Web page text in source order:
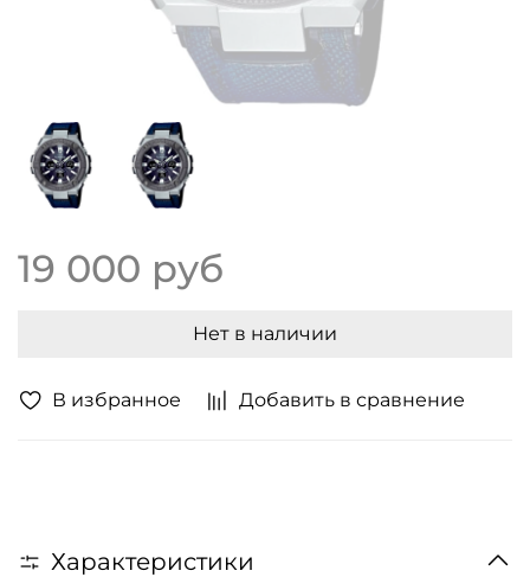
В избранное Добавить в сравнение
19 000 руб
Нет в наличии
Характеристики